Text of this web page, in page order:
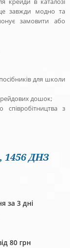
завжди модно та
замовити або
для школи
дошок;
співробітництва з
1456 ДНЗ
за 3 дні
80 грн